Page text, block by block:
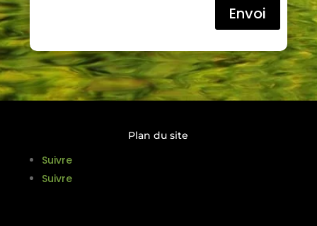
Envoi
Plan du site
Suivre
Suivre